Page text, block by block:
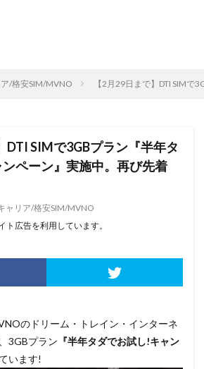
/格安SIM/MVNO 【2月29日まで】DTI SIM
DTI SIMで3GBプラン『半年タ
ペーン』実施中。再び先着
ャリア/格安SIM/MVNO
広告を利用しています。
のドリーム・トレイン・インターネ
3GBプラン 『半年タダでお試し!キャン
います!